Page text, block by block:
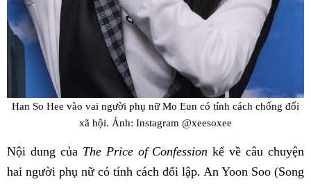
Han So Hee vào vai người phụ nữ Mo Eun có tính cách chống đối
xã hội. Ảnh: Instagram @xeesoxee
Nội dung của The Price of Confession kể về câu chuyện
hai người phụ nữ có tính cách đối lập. An Yoon Soo (Song